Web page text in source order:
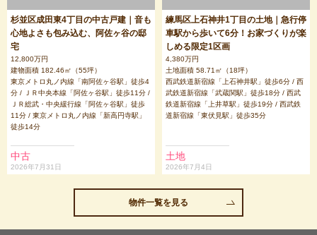
杉並区成田東4丁目の中古戸建｜音も
心地よさも包み込む、阿佐ヶ谷の邸
宅
12,800万円
建物面積 182.46㎡（55坪）
東京メトロ丸ノ内線「南阿佐ヶ谷駅」徒歩4
分 / ＪＲ中央本線「阿佐ヶ谷駅」徒歩11分 /
ＪＲ総武・中央緩行線「阿佐ヶ谷駅」徒歩
11分 / 東京メトロ丸ノ内線「新高円寺駅」
徒歩14分
中古
2026年7月31日
練馬区上石神井1丁目の土地｜急行停
車駅から歩いて6分！お家づくりが楽
しめる限定1区画
4,380万円
土地面積 58.71㎡（18坪）
西武鉄道新宿線「上石神井駅」徒歩6分 / 西
武鉄道新宿線「武蔵関駅」徒歩18分 / 西武
鉄道新宿線「上井草駅」徒歩19分 / 西武鉄
道新宿線「東伏見駅」徒歩35分
土地
2026年7月4日
物件一覧を見る